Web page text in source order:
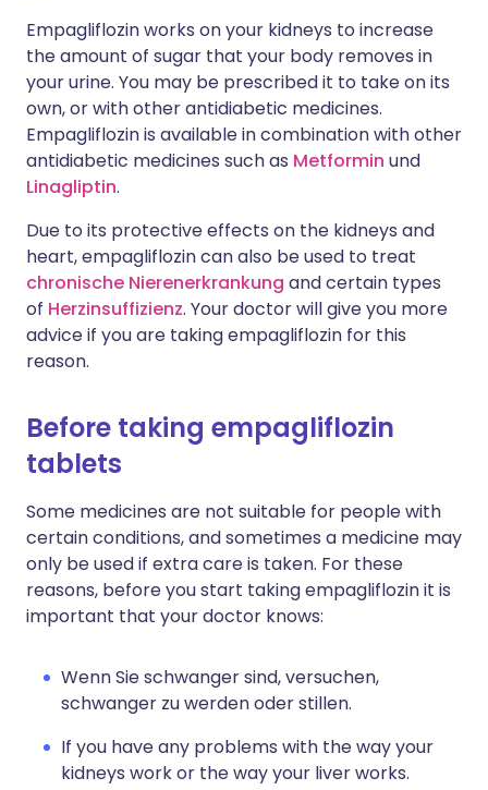
Empagliflozin works on your kidneys to increase
the amount of sugar that your body removes in
your urine. You may be prescribed it to take on its
own, or with other antidiabetic medicines.
Empagliflozin is available in combination with other
antidiabetic medicines such as Metformin und
Linagliptin.
Due to its protective effects on the kidneys and
heart, empagliflozin can also be used to treat
chronische Nierenerkrankung and certain types
of Herzinsuffizienz. Your doctor will give you more
advice if you are taking empagliflozin for this
reason.
Before taking empagliflozin
tablets
Some medicines are not suitable for people with
certain conditions, and sometimes a medicine may
only be used if extra care is taken. For these
reasons, before you start taking empagliflozin it is
important that your doctor knows:
Wenn Sie schwanger sind, versuchen,
schwanger zu werden oder stillen.
If you have any problems with the way your
kidneys work or the way your liver works.